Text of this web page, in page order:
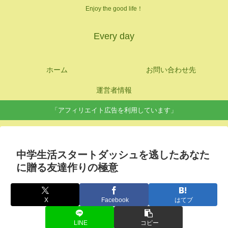
Enjoy the good life！
Every day
ホーム お問い合わせ先
運営者情報
「アフィリエイト広告を利用しています」
中学生活スタートダッシュを逃したあなた
に贈る友達作りの極意
X Facebook はてブ
LINE コピー